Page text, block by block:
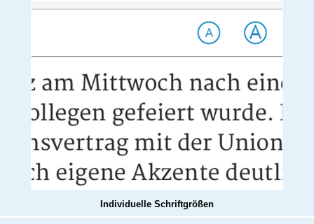
Individuelle Schriftgrößen